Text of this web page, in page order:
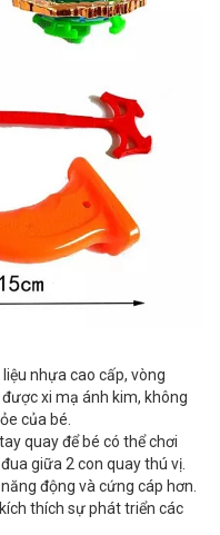
nhựa cao cấp, vòng
xi mạ ánh kim, không
của bé.
quay để bé có thể chơi
giữa 2 con quay thú vị.
động và cứng cáp hơn.
thích sự phát triển các